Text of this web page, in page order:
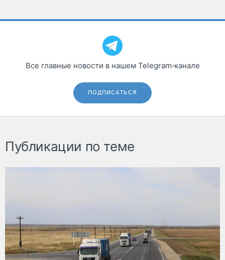
Все главные новости в нашем Telegram‑канале
ПОДПИСАТЬСЯ
Публикации по теме